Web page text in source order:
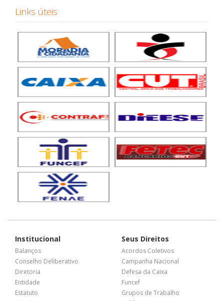
Links úteis
Institucional
Balanços
Conselho Deliberativo
Diretoria
Entidade
Estatuto
Seus Direitos
Acordos Coletivos
Campanha Nacional
Defesa da Caixa
Funcef
Grupos de Trabalho